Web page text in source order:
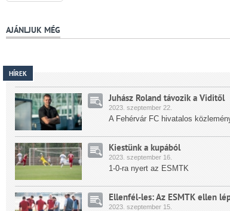
AJÁNLJUK MÉG
HÍREK
Juhász Roland távozik a Viditől
2023. szeptember 22.
A Fehérvár FC hivatalos
Kiestünk a kupából
2023. szeptember 16.
1-0-ra nyert az ESMTK
Ellenfél-les: Az ESMTK ellen
2023. szeptember 15.